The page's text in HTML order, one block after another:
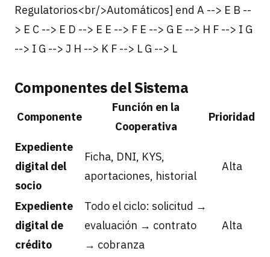
Regulatorios<br/>Automáticos] end A --> E B --
> E C --> E D --> E E --> F E --> G E --> H F --> I G
--> I G --> J H --> K F --> L G --> L
Componentes del Sistema
Componente
Función en la
Cooperativa
Prioridad
Expediente
digital del
socio
Ficha, DNI, KYS,
aportaciones, historial
Alta
Expediente
digital de
crédito
Todo el ciclo: solicitud →
evaluación → contrato
→ cobranza
Alta